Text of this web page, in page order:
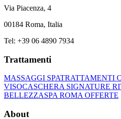
Via Piacenza, 4
00184 Roma, Italia
Tel: +39 06 4890 7934
Trattamenti
MASSAGGI SPATRATTAMENTI
VISOCASCHERA SIGNATURE
BELLEZZASPA ROMA OFFERTE
About